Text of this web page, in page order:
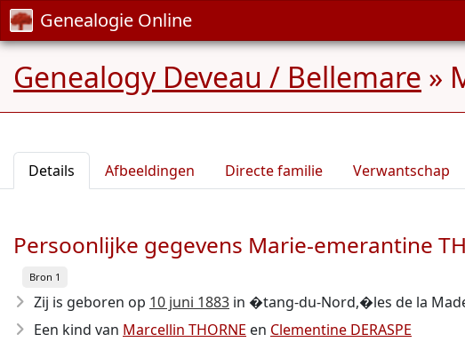
Genealogie Online
Genealogy Deveau / Bellemare »
Details Afbeeldingen Directe familie Verwantschap
Persoonlijke gegevens Marie-emerantine
Bron 1
Zij is geboren op 10 juni 1883 in �tang-du-Nord,�les de la
Een kind van Marcellin THORNE en Clementine DERASPE